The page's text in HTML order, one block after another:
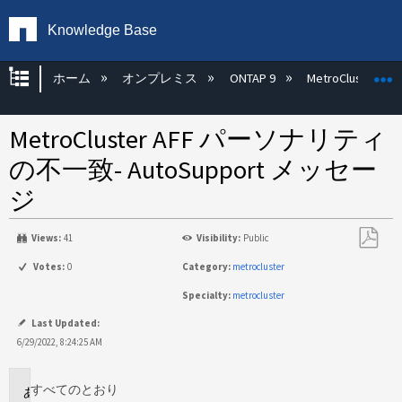
Knowledge Base
グローバル階層を展開/折りたたむ
ホーム オンプレミス ONTAP 9 MetroCluster
MetroCluster AFF パーソナリティ
の不一致- AutoSupport メッセー
ジ
Views: 41 Visibility: Public
Votes: 0 Category: metrocluster
Specialty: metrocluster
Last Updated:
6/29/2022, 8:24:25 AM
環
すべてのとおり